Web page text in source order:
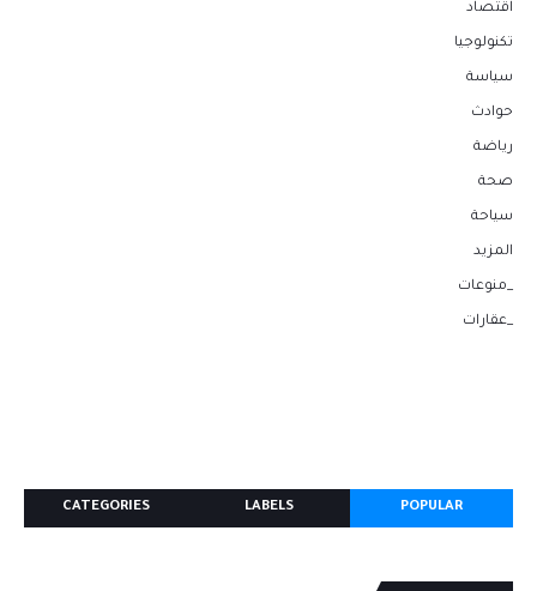
اقتصاد
تكنولوجيا
سياسة
حوادث
رياضة
صحة
سياحة
المزيد
_منوعات
_عقارات
POPULAR
LABELS
CATEGORIES